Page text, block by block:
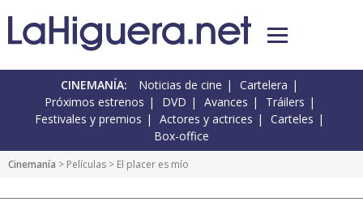
CINEMANÍA: Noticias de cine
Cartelera
Próximos estrenos
DVD Avances
Tráilers
Festivales y premios
Actores y actrices
Carteles
Box-office
Cinemanía > Películas > El placer es mío